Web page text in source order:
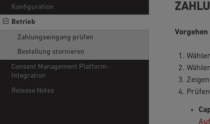
Konfiguration
Betrieb
Zahlungseingang prüfen
Bestellung stornieren
Consent Management Platform-
Integration
Release Notes
Vorgehen